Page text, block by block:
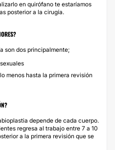
en quirófano te estaríamos
posterior a la cirugía.
son dos principalmente;
menos hasta la primera revisión
depende de cada cuerpo.
regresa al trabajo entre 7 a 10
a la primera revisión que se